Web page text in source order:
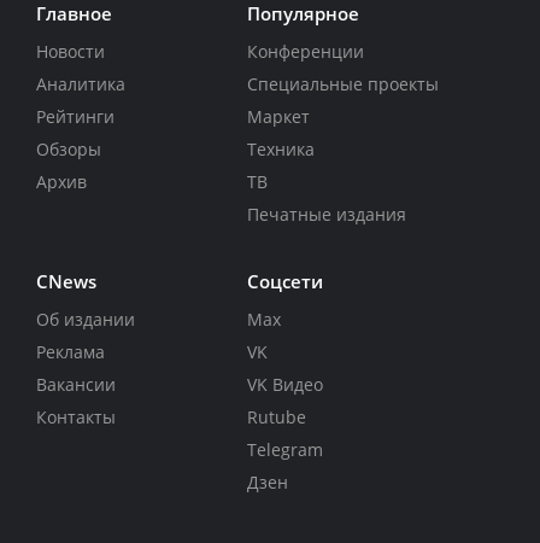
Главное
Новости
Аналитика
Рейтинги
Обзоры
Архив
Популярное
Конференции
Специальные проекты
Маркет
Техника
ТВ
Печатные издания
CNews
Об издании
Реклама
Вакансии
Контакты
Соцсети
Max
VK
VK Видео
Rutube
Telegram
Дзен